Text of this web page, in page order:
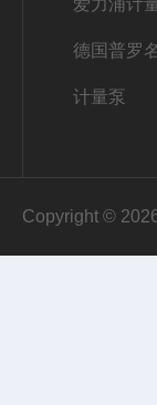
爱力浦计
德国普罗
计量泵
Copyright ©